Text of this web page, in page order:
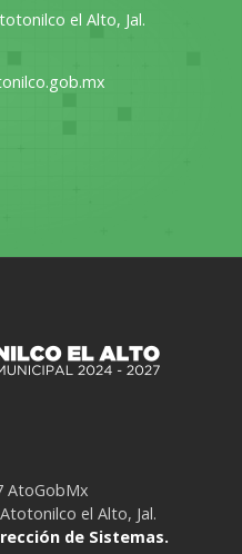
el Alto, Jal.
AtoGobMx
el Alto, Jal.
de Sistemas.